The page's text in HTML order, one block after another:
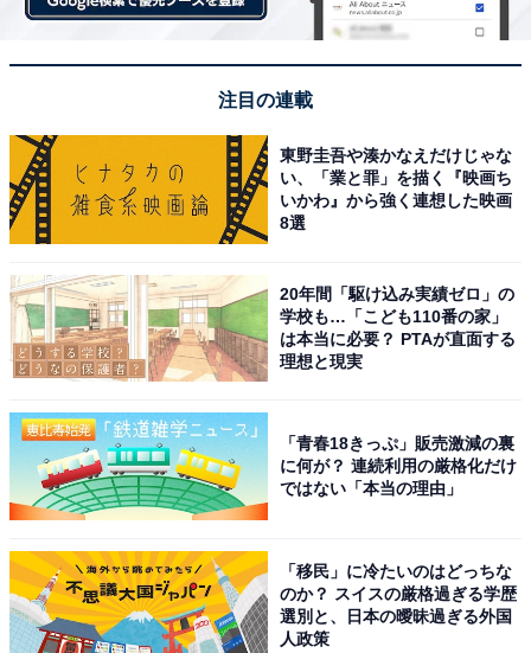
新横浜駅のホームをイメージした壁面デザイン。ベッドには「昔ながらのシ
ウマイ枕」や「昔ながらのシウマイブランケット」がセットされています
壁面には、東海道新幹線「新横浜駅」駅名標（レプリ
線ホームにいるかのような演出となっています。
注目の連載
東野圭吾や湊かなえだけじゃな
い、「業と罪」を描く『映画ち
いかわ』から強く連想した映画
8選
20年間「駆け込み実績ゼロ」の
学校も…「こども110番の家」
は本当に必要？ PTAが直面する
理想と現実
「青春18きっぷ」販売激減の裏
に何が？ 連続利用の厳格化だけ
ではない「本当の理由」
「移民」に冷たいのはどっちな
のか？ スイスの厳格過ぎる学歴
選別と、日本の曖昧過ぎる外国
人政策